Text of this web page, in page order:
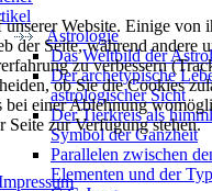
Astrologie
Das Weltbild der
Der archetypische
astrologischer Sicht
Der Tierkreis als
Symbol der Ganzheit
Parallelen zwischen
Elementen und der
Website. Einige von
der Seite, während andere
zu verbessern
ob Sie die Cookies
bei einer Ablehnung
Seite zur Verfügung stehen.